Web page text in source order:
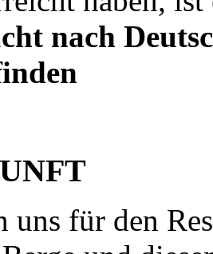
nach
uns für den